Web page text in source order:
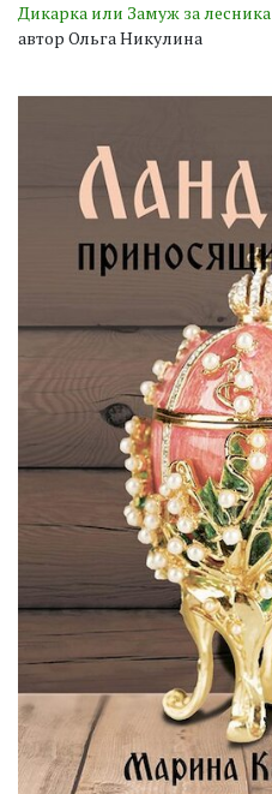
Дикарка или Замуж за лесника
автор Ольга Никулина